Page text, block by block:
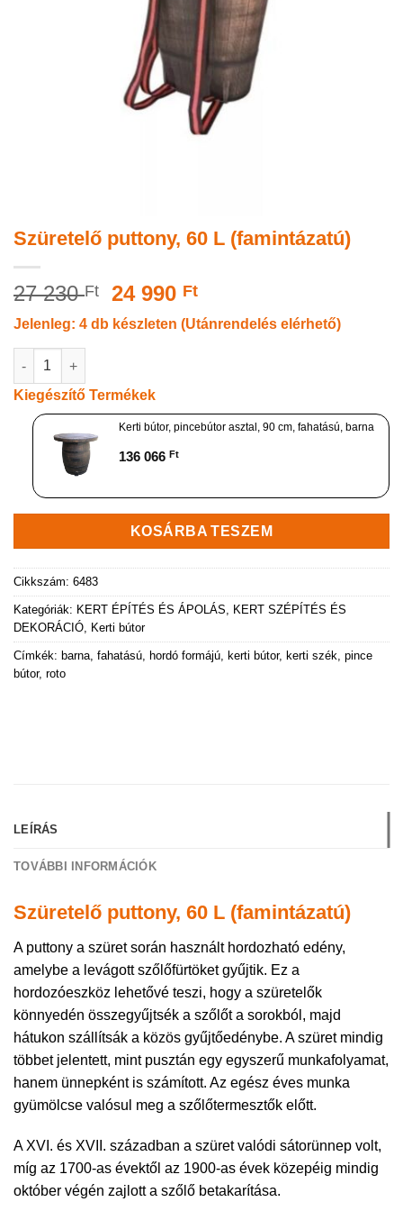
Szüretelő puttony, 60 L (famintázatú)
27 230Ft
Original
price
was:
24 990 FtCurrent
price
is:
Jelenleg: 4 db készleten (Utánrendelés elérhető)
Szüretelő puttony, 60 L (famintázatú) mennyiség
Kiegészítő Termékek
Kerti bútor, pincebútor asztal, 90 cm, fahatású, barna
136 066 Ft
KOSÁRBA TESZEM
Cikkszám: 6483
Kategóriák: KERT ÉPÍTÉS ÉS ÁPOLÁS
KERT SZÉPÍTÉS ÉS
DEKORÁCIÓ Kerti bútor
Címkék: barna fahatású hordó formájú kerti bútor, kerti szék pince
bútor, roto
LEÍRÁS
TOVÁBBI INFORMÁCIÓK
Szüretelő puttony, 60 L (famintázatú)
A puttony a szüret során használt hordozható edény,
amelybe a levágott szőlőfürtöket gyűjtik. Ez a
hordozóeszköz lehetővé teszi, hogy a szüretelők
könnyedén összegyűjtsék a szőlőt a sorokból, majd
hátukon szállítsák a közös gyűjtőedénybe. A szüret mindig
többet jelentett, mint pusztán egy egyszerű munkafolyamat,
hanem ünnepként is számított. Az egész éves munka
gyümölcse valósul meg a szőlőtermesztők előtt.
A XVI. és XVII. században a szüret valódi sátorünnep volt,
míg az 1700-as évektől az 1900-as évek közepéig mindig
október végén zajlott a szőlő betakarítása.